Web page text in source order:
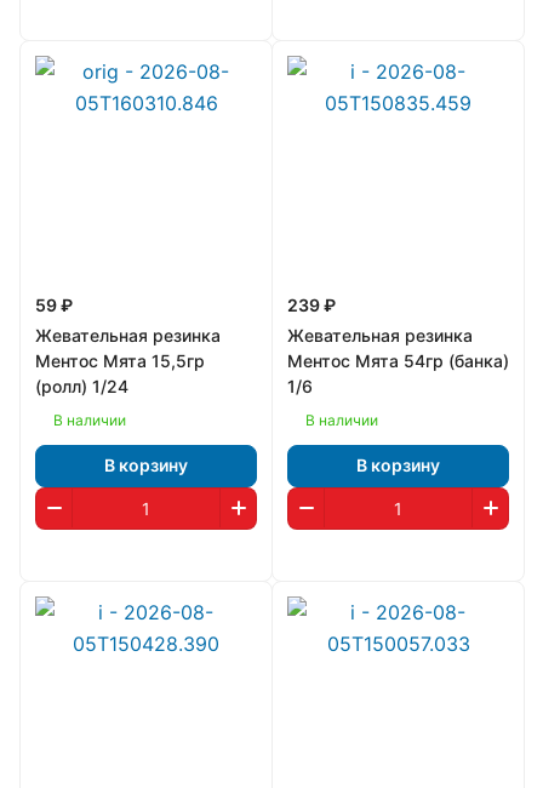
59 ₽
Жевательная резинка
Ментос Мята 15,5гр
(ролл) 1/24
В наличии
В корзину
239 ₽
Жевательная резинка
Ментос Мята 54гр (банка)
1/6
В наличии
В корзину